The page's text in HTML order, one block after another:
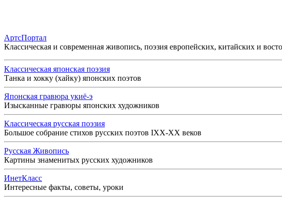
АртсПортал
Классическая и современная живопись, поэзия европейских, китайских и
Классическая японская поэзия
Танка и хокку (хайку) японских поэтов
Японская гравюра укиё-э
Изысканные гравюры японских художников
Классическая русская поэзия
Большое собрание стихов русских поэтов IXX-XX веков
Русская Живопись
Картины знаменитых русских художников
ИнетКласс
Интересные факты, советы, уроки